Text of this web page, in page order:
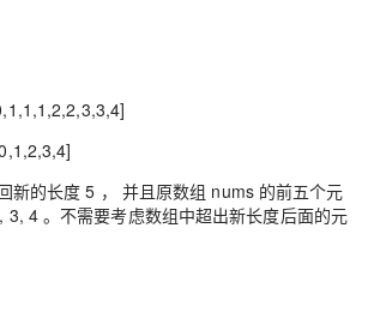
新的长度 5 ， 并且原数组 nums 的前五个元
3, 4 。不需要考虑数组中超出新长度后面的元